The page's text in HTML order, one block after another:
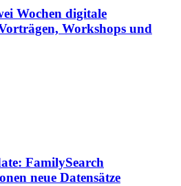
Wochen digitale
Workshops und
FamilySearch
neue Datensätze